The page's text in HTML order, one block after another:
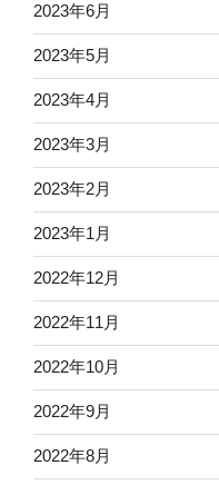
2023年6月
2023年5月
2023年4月
2023年3月
2023年2月
2023年1月
2022年12月
2022年11月
2022年10月
2022年9月
2022年8月